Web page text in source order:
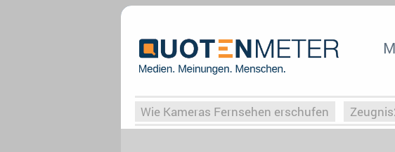
Wie Kameras Fernsehen erschufen